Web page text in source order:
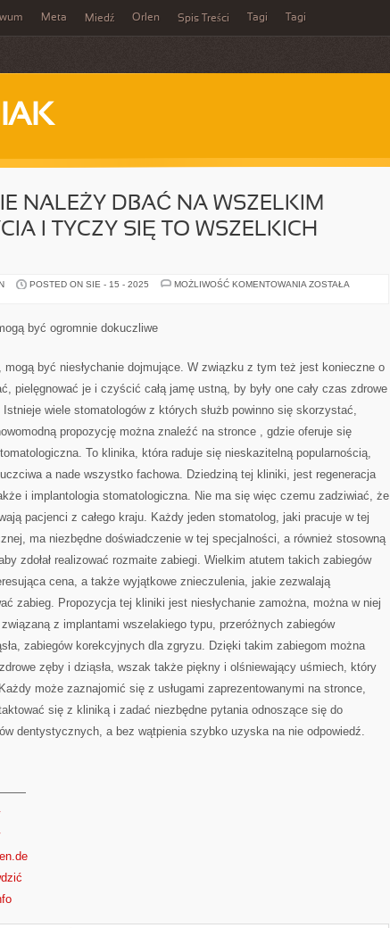
Meta Miedź Orlen Spis Treści Tagi Tagi
NALEŻY DBAĆ NA WSZELKIM
I TYCZY SIĘ TO WSZELKICH
POSTED ON SIE - 15 - 2025 MOŻLIWOŚĆ KOMENTOWANIA O
TYCZY
TO
KWESTII
ZOSTAŁA
być ogromnie dokuczliwe
mogą być niesłychanie dojmujące. W związku z tym też jest konieczne o
pielęgnować je i czyścić całą jamę ustną, by były one cały czas zdrowe
wiele stomatologów z których służb powinno się skorzystać,
propozycję można znaleźć na stronce , gdzie oferuje się
To klinika, która raduje się nieskazitelną popularnością,
a nade wszystko fachowa. Dziedziną tej kliniki, jest regeneracja
i implantologia stomatologiczna. Nie ma się więc czemu zadziwiać, że
pacjenci z całego kraju. Każdy jeden stomatolog, jaki pracuje w tej
ma niezbędne doświadczenie w tej specjalności, a również stosowną
zdołał realizować rozmaite zabiegi. Wielkim atutem takich zabiegów
cena, a także wyjątkowe znieczulenia, jakie zezwalają
zabieg. Propozycja tej kliniki jest niesłychanie zamożna, można w niej
z implantami wszelakiego typu, przeróżnych zabiegów
zabiegów korekcyjnych dla zgryzu. Dzięki takim zabiegom można
zęby i dziąsła, wszak także piękny i olśniewający uśmiech, który
może zaznajomić się z usługami zaprezentowanymi na stronce,
się z kliniką i zadać niezbędne pytania odnoszące się do
dentystycznych, a bez wątpienia szybko uzyska na nie odpowiedź.